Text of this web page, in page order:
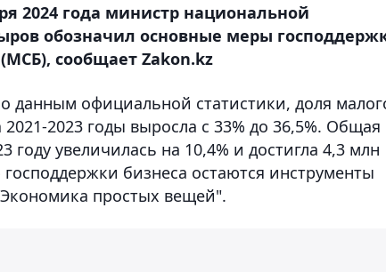
2024 года министр национальной
обозначил основные меры
сообщает Zakon.kz
данным официальной статистики, доля
2023 годы выросла с 33% до 36,5%. Общая
году увеличилась на 10,4% и достигла 4,3 млн
бизнеса остаются инструменты
простых вещей".